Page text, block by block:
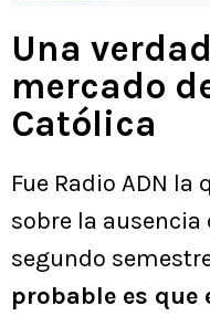
Una
mercado
Católica
Fue Radio ADN
sobre la ausencia
segundo
probable es